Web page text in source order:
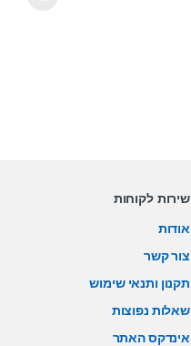
שירות לקוחות
אודות
צור קשר
תקנון ותנאי שימוש
שאלות נפוצות
אינדקס האתר